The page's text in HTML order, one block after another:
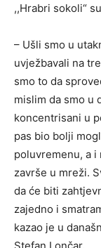
,,Hrabri sokoli“
– Ušli smo u
uvježbavali na
smo to da
mislim da smo u
koncentrisani u
pas bio bolji
poluvremenu, a i
završe u mreži.
da će biti
zajedno i
kazao je u